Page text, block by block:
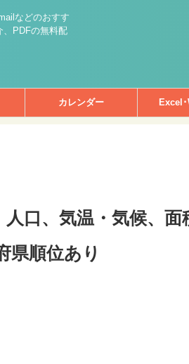
などのおすす
、PDFの無料配
カレンダー Excel
口、気温・気候、面
県順位あり